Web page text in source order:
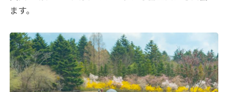
ます。